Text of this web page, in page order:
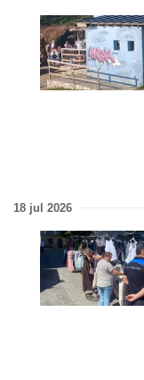
18 jul 2026